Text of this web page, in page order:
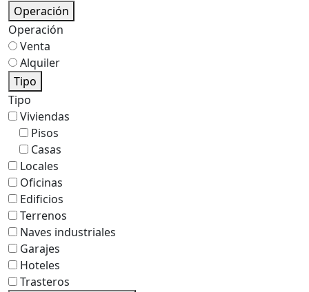
Operación
Operación
Venta
Alquiler
Tipo
Tipo
Viviendas
Pisos
Casas
Locales
Oficinas
Edificios
Terrenos
Naves industriales
Garajes
Hoteles
Trasteros